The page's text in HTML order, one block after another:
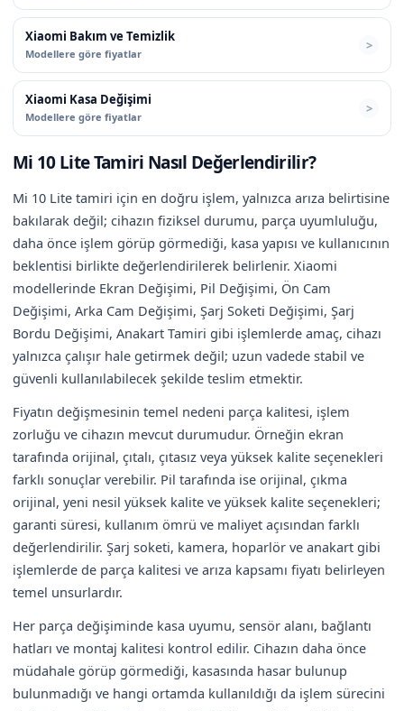
Xiaomi Bakım ve Temizlik
Modellere göre fiyatlar
Xiaomi Kasa Değişimi
Modellere göre fiyatlar
Mi 10 Lite Tamiri Nasıl Değerlendirilir?
Mi 10 Lite tamiri için en doğru işlem, yalnızca arıza belirtisine
bakılarak değil; cihazın fiziksel durumu, parça uyumluluğu,
daha önce işlem görüp görmediği, kasa yapısı ve kullanıcının
beklentisi birlikte değerlendirilerek belirlenir. Xiaomi
modellerinde Ekran Değişimi, Pil Değişimi, Ön Cam
Değişimi, Arka Cam Değişimi, Şarj Soketi Değişimi, Şarj
Bordu Değişimi, Anakart Tamiri gibi işlemlerde amaç, cihazı
yalnızca çalışır hale getirmek değil; uzun vadede stabil ve
güvenli kullanılabilecek şekilde teslim etmektir.
Fiyatın değişmesinin temel nedeni parça kalitesi, işlem
zorluğu ve cihazın mevcut durumudur. Örneğin ekran
tarafında orijinal, çıtalı, çıtasız veya yüksek kalite seçenekleri
farklı sonuçlar verebilir. Pil tarafında ise orijinal, çıkma
orijinal, yeni nesil yüksek kalite ve yüksek kalite seçenekleri;
garanti süresi, kullanım ömrü ve maliyet açısından farklı
değerlendirilir. Şarj soketi, kamera, hoparlör ve anakart gibi
işlemlerde de parça kalitesi ve arıza kapsamı fiyatı belirleyen
temel unsurlardır.
Her parça değişiminde kasa uyumu, sensör alanı, bağlantı
hatları ve montaj kalitesi kontrol edilir. Cihazın daha önce
müdahale görüp görmediği, kasasında hasar bulunup
bulunmadığı ve hangi ortamda kullanıldığı da işlem sürecini